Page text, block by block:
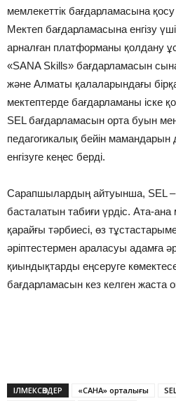
мемлекеттік бағдарламасына қосу
Мектеп бағдарламасына енгізу
арналған платформаны қолдану
«SANA Skills» бағдарламасын
және Алматы қалаларындағы
мектептерде бағдарламаны іске
SEL бағдарламасын орта буын
педагогикалық бейін
енгізуге кеңес берді.
Сарапшылардың айтуынша, SEL –
басталатын табиғи үрдіс. Ата-
қарайғы тәрбиесі, өз
әріптестермен араласуы адамға
қиындықтарды еңсеруге
бағдарламасын кез келген жаста
ІЛМЕКСӨЗДЕР «САНА» орталығы